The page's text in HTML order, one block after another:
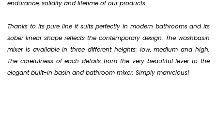
endurance, solidity and lifetime of our products.
Thanks to its pure line it suits perfectly in modern bathrooms and its
sober linear shape reflects the contemporary design. The washbasin
mixer is available in three different heights: low, medium and high.
The carefulness of each details from the very beautiful lever to the
elegant built-in basin and bathroom mixer. Simply marvelous!